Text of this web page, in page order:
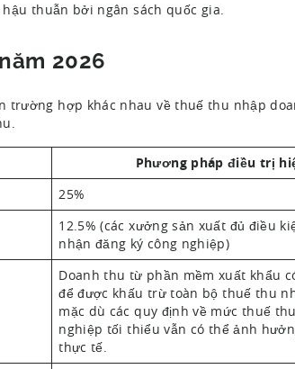
thuẫn bởi ngân sách quốc gia.
2026
trường hợp khác nhau về thuế thu nhập
Phương pháp điều trị
25%
12.5% (các xưởng sản xuất đủ điều
nhận đăng ký công nghiệp)
Doanh thu từ phần mềm xuất khẩu
để được khấu trừ toàn bộ thuế thu
mặc dù các quy định về mức thuế
nghiệp tối thiểu vẫn có thể ảnh
thực tế.